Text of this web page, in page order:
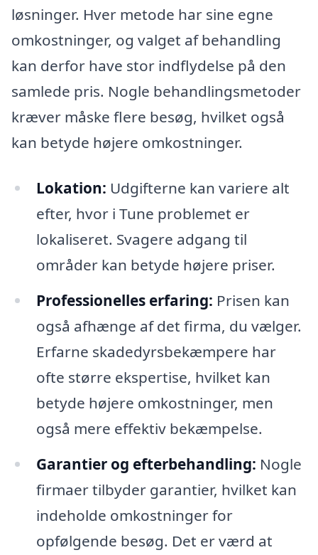
løsninger. Hver metode har sine egne
omkostninger, og valget af behandling
kan derfor have stor indflydelse på den
samlede pris. Nogle behandlingsmetoder
kræver måske flere besøg, hvilket også
kan betyde højere omkostninger.
Lokation: Udgifterne kan variere alt
efter, hvor i Tune problemet er
lokaliseret. Svagere adgang til
områder kan betyde højere priser.
Professionelles erfaring: Prisen kan
også afhænge af det firma, du vælger.
Erfarne skadedyrsbekæmpere har
ofte større ekspertise, hvilket kan
betyde højere omkostninger, men
også mere effektiv bekæmpelse.
Garantier og efterbehandling: Nogle
firmaer tilbyder garantier, hvilket kan
indeholde omkostninger for
opfølgende besøg. Det er værd at